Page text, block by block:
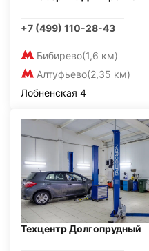
+7 (499) 110-28-43
Бибирево(1,6 км)
Алтуфьево(2,35 км)
Лобненская 4
Техцентр Долгопрудный